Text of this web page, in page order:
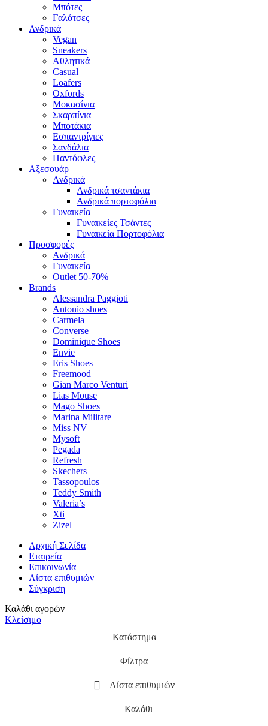
Μπότες
Γαλότσες
Ανδρικά
Vegan
Sneakers
Αθλητικά
Casual
Loafers
Oxfords
Μοκασίνια
Σκαρπίνια
Μποτάκια
Εσπαντρίγιες
Σανδάλια
Παντόφλες
Αξεσουάρ
Ανδρικά
Ανδρικά τσαντάκια
Ανδρικά πορτοφόλια
Γυναικεία
Γυναικείες Τσάντες
Γυναικεία Πορτοφόλια
Προσφορές
Ανδρικά
Γυναικεία
Outlet 50-70%
Brands
Alessandra Paggioti
Antonio shoes
Carmela
Converse
Dominique Shoes
Envie
Eris Shoes
Freemood
Gian Marco Venturi
Lias Mouse
Mago Shoes
Marina Militare
Miss NV
Mysoft
Pegada
Refresh
Skechers
Tassopoulos
Teddy Smith
Valeria’s
Xti
Zizel
Αρχική Σελίδα
Εταιρεία
Επικοινωνία
Λίστα επιθυμιών
Σύγκριση
Καλάθι αγορών
Κλείσιμο
Κατάστημα
Φίλτρα
Λίστα επιθυμιών
Καλάθι